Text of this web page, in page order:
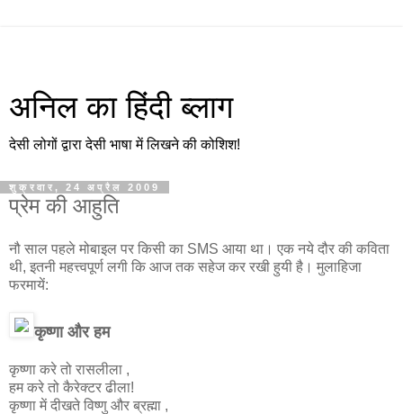
अनिल का हिंदी ब्लाग
देसी लोगों द्वारा देसी भाषा में लिखने की कोशिश!
शुक्रवार, 24 अप्रैल 2009
प्रेम की आहुति
नौ साल पहले मोबाइल पर किसी का SMS आया था। एक नये दौर की कविता
थी, इतनी महत्त्वपूर्ण लगी कि आज तक सहेज कर रखी हुयी है। मुलाहिजा
फरमायें:
कृष्णा और हम
कृष्णा करे तो रासलीला ,
हम करे तो कैरेक्टर ढीला!
कृष्णा में दीखते विष्णु और ब्रह्मा ,